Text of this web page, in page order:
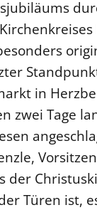
in
zwei Tage
der
Türen ist,
Gewalt